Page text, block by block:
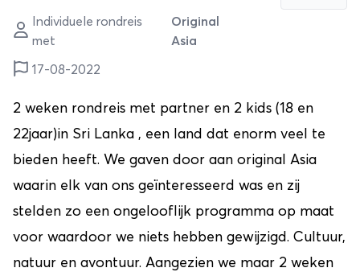
Individuele rondreis
met
Original
Asia
17-08-2022
2 weken rondreis met partner en 2 kids (18 en
22jaar)in Sri Lanka , een land dat enorm veel te
bieden heeft. We gaven door aan original Asia
waarin elk van ons geïnteresseerd was en zij
stelden zo een ongelooflijk programma op maat
voor waardoor we niets hebben gewijzigd. Cultuur,
natuur en avontuur. Aangezien we maar 2 weken